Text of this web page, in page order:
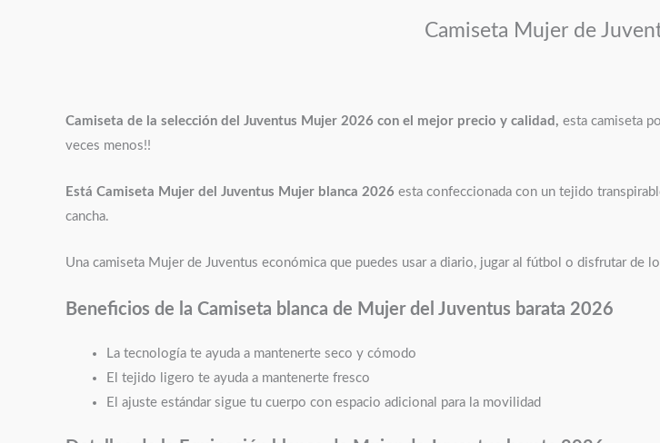
Camiseta Mujer de
Camiseta de la selección del Juventus Mujer 2026 con el mejor precio y calidad, esta camiseta
veces menos!!
Está Camiseta Mujer del Juventus Mujer blanca 2026 esta confeccionada con un tejido
cancha.
Una camiseta Mujer de Juventus económica que puedes usar a diario, jugar al fútbol o disfrutar de
Beneficios de la Camiseta blanca de Mujer del Juventus barata 2026
La tecnología te ayuda a mantenerte seco y cómodo
El tejido ligero te ayuda a mantenerte fresco
El ajuste estándar sigue tu cuerpo con espacio adicional para la movilidad